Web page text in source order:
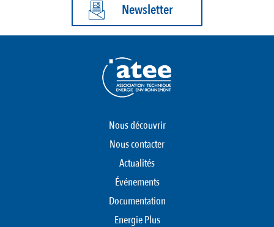
Newsletter
Nous découvrir
Nous contacter
Actualités
Événements
Documentation
Energie Plus